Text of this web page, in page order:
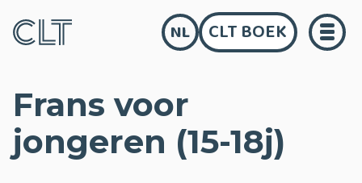
NL CLT BOEK
Frans voor
jongeren (15-18j)